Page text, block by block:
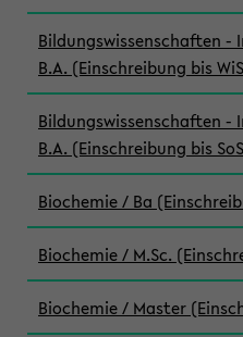
Bildungswissenschaften
B.A. (Einschreibung bis
Bildungswissenschaften
B.A. (Einschreibung bis
Biochemie / Ba
Biochemie / M.Sc.
Biochemie / Master